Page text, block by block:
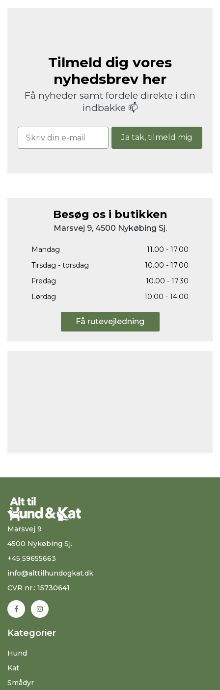
Tilmeld dig vores
nyhedsbrev her
Få nyheder samt fordele direkte i din
indbakke 📫
Ja tak, tilmeld mig
Besøg os i butikken
Marsvej 9, 4500 Nykøbing Sj.
Mandag
11.00 - 17.00
Tirsdag - torsdag
10.00 - 17.00
Fredag
10.00 - 17.30
Lørdag
10.00 - 14.00
Få rutevejledning
Marsvej 9
4500 Nykøbing Sj.
+45 59655663
info@alttilhundogkat.dk
CVR nr.: 15730641
Kategorier
Hund
Kat
Smådyr